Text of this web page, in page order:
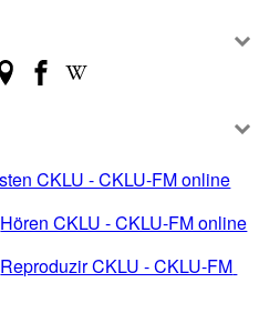
CKLU - CKLU-FM online
Hören CKLU - CKLU-FM online
Reproduzir CKLU - CKLU-FM